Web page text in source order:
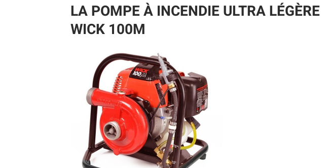
LA POMPE À INCENDIE ULTRA LÉGÈRE
WICK 100M